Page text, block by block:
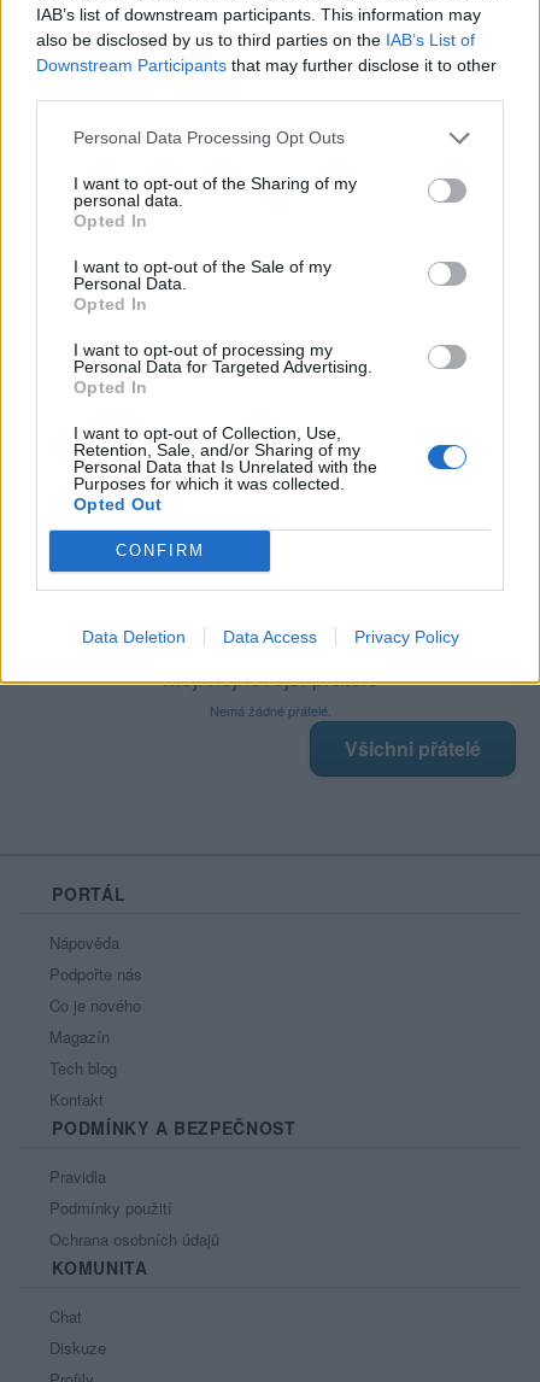
IAB’s list of downstream participants. This information may
also be disclosed by us to third parties on the IAB’s List of
Downstream Participants that may further disclose it to other
Personal Data Processing Opt Outs
I want to opt-out of the Sharing of my
personal data.
Opted In
I want to opt-out of the Sale of my
Personal Data.
Opted In
I want to opt-out of processing my
Personal Data for Targeted Advertising.
Opted In
I want to opt-out of Collection, Use,
Retention, Sale, and/or Sharing of my
Personal Data that Is Unrelated with the
Purposes for which it was collected.
Opted Out
CONFIRM
Data Deletion Data Access Privacy Policy
Informace o profilu a chatu
Registrace od: 15.04.2026 11:52
Naposledy aktivní: 26.04.2026 08:25
Prochatováno: 3.99 hod.
Profil zobrazen : 59x
Sledované diskuze :Hledam milenku,Láska, vztahy a sex
Mladá stále vlhká
🤪,Nezávazný sex chating Starší milenka pro mladšího…
Poslední 3 příspěvky na mé zdi
Palo69
(před 4 měsíci)
Moji nejnovější přátelé
Nemá žádné přátelé.
Všichni přátelé
PORTÁL
Nápověda
Podpořte nás
Co je nového
Magazín
Tech blog
Kontakt
PODMÍNKY A BEZPEČNOST
Pravidla
Podmínky použití
Ochrana osobních údajů
KOMUNITA
Chat
Diskuze